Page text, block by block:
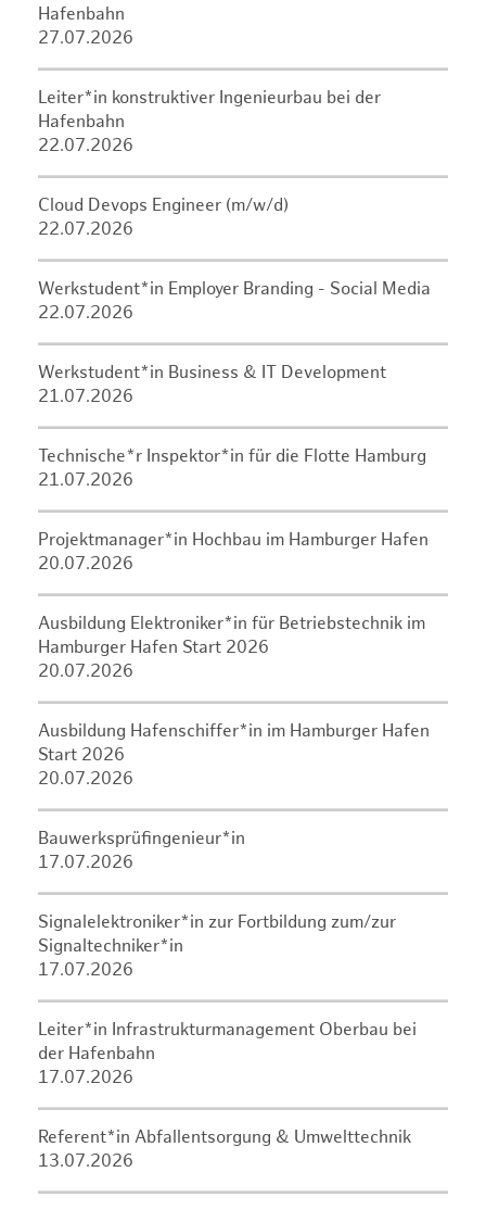
Hafenbahn
27.07.2026
Leiter*in konstruktiver Ingenieurbau bei der
Hafenbahn
22.07.2026
Cloud Devops Engineer (m/w/d)
22.07.2026
Werkstudent*in Employer Branding - Social Media
22.07.2026
Werkstudent*in Business & IT Development
21.07.2026
Technische*r Inspektor*in für die Flotte Hamburg
21.07.2026
Projektmanager*in Hochbau im Hamburger Hafen
20.07.2026
Ausbildung Elektroniker*in für Betriebstechnik im
Hamburger Hafen Start 2026
20.07.2026
Ausbildung Hafenschiffer*in im Hamburger Hafen
Start 2026
20.07.2026
Bauwerksprüfingenieur*in
17.07.2026
Signalelektroniker*in zur Fortbildung zum/zur
Signaltechniker*in
17.07.2026
Leiter*in Infrastrukturmanagement Oberbau bei
der Hafenbahn
17.07.2026
Referent*in Abfallentsorgung & Umwelttechnik
13.07.2026